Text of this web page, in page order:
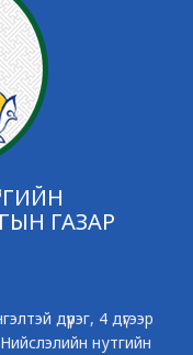
ГАЗАР
дүүрэг, 4 дүгээр
нутгийн